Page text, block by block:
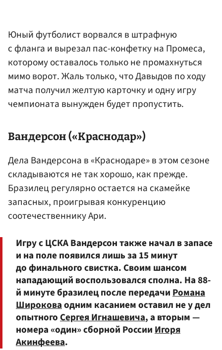
Юный футболист ворвался в штрафную
с фланга и вырезал пас-конфетку на Промеса,
которому оставалось только не промахнуться
мимо ворот. Жаль только, что Давыдов по ходу
матча получил желтую карточку и одну игру
чемпионата вынужден будет пропустить.
Вандерсон («Краснодар»)
Дела Вандерсона в «Краснодаре» в этом сезоне
складываются не так хорошо, как прежде.
Бразилец регулярно остается на скамейке
запасных, проигрывая конкуренцию
соотечественнику Ари.
Игру с ЦСКА Вандерсон также начал в запасе
и на поле появился лишь за 15 минут
до финального свистка. Своим шансом
нападающий воспользовался сполна. На 88-
й минуте бразилец после передачиРомана
Широковаодним касанием оставил не у дел
опытногоСергея Игнашевича, а вторым —
номера «один» сборной РоссииИгоря
Акинфеева.